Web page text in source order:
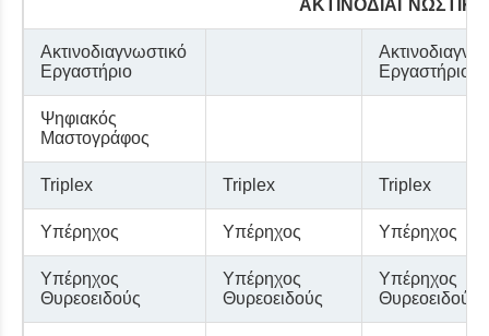
Ακτινοδιαγνωστικό
Εργαστήριο
Εργαστήριο
Ψηφιακός
Μαστογράφος
Triplex Triplex Triplex
Υπέρηχος Υπέρηχος Υπέρηχος
Υπέρηχος
Θυρεοειδούς
Υπέρηχος
Θυρεοειδούς
Υπέρηχος
Θυρεοειδούς